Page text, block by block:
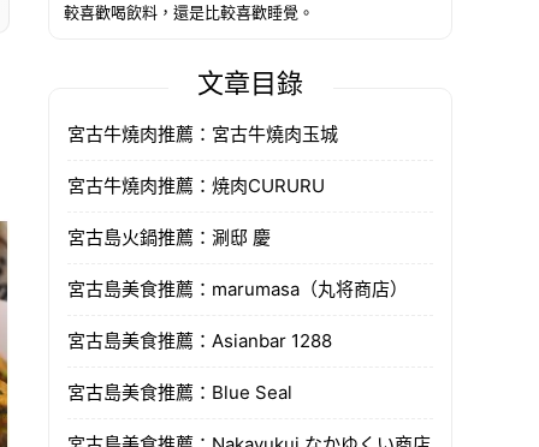
較喜歡喝飲料，還是比較喜歡睡覺。
文章目錄
宮古牛燒肉推薦：宮古牛燒肉玉城
宮古牛燒肉推薦：焼肉CURURU
宮古島火鍋推薦：涮邸 慶
宮古島美食推薦：marumasa（丸将商店）
宮古島美食推薦：Asianbar 1288
宮古島美食推薦：Blue Seal